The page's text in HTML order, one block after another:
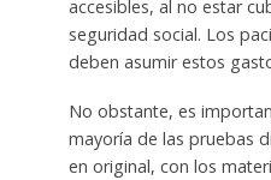
accesibles, al no estar
seguridad social. Los
deben asumir estos
No obstante, es
mayoría de las pruebas
en original, con los